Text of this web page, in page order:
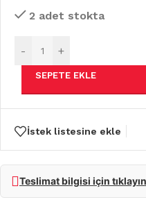
2 adet stokta
- +
SEPETE EKLE
İstek listesine ekle
Teslimat bilgisi için tıklayın